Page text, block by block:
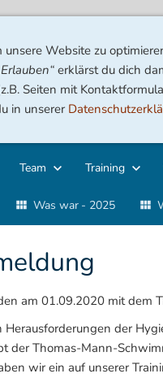
Team Training
Was war - 2025
am 01.09.2020 mit dem
der
der Thomas-Mann-
wir ein auf unserer
Website zu
erklärst du dich
Seiten mit
in unserer